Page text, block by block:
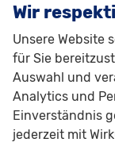
Fahrwerk- und
Elektronisches
Felgengröße
Felgentyp
Lautstärke
Wir
Unsere Website
für Sie
Auswahl und
Analytics und
Einverständnis
jederzeit mit